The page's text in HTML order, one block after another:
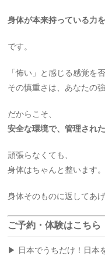
身体が本来持っている力
です。
「怖い」と感じる感覚を
その慎重さは、あなたの強
だからこそ、
安全な環境で、管理され
頑張らなくても、
身体はちゃんと整います。
身体そのものに返してあ
ご予約・体験はこちら
▶ 日本でうちだけ！日本